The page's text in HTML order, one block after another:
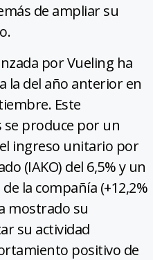
de ampliar su
por Vueling ha
la del año anterior en
Este
produce por un
ingreso unitario por
(IAKO) del 6,5% y un
la compañía (+12,2%
mostrado su
su actividad
positivo de